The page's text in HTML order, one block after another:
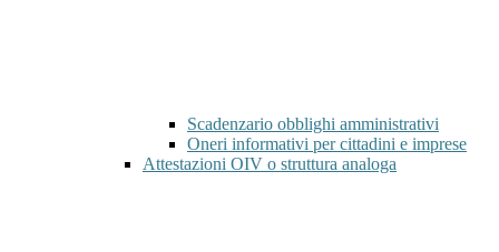
Scadenzario obblighi amministrativi
Oneri informativi per cittadini e imprese
Attestazioni OIV o struttura analoga